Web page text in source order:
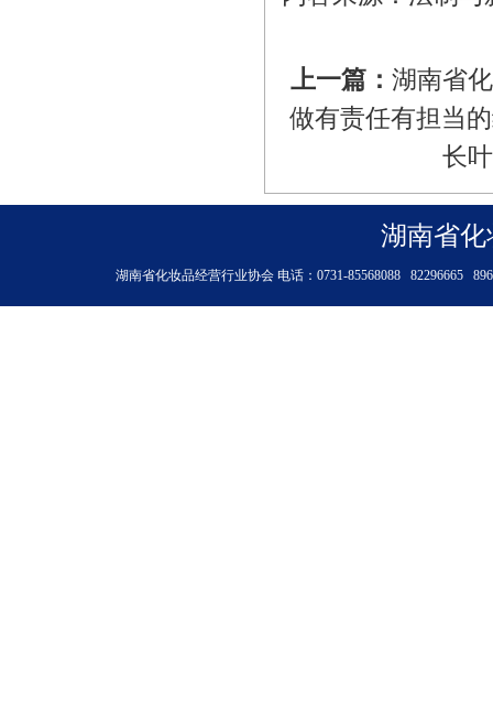
上一篇： 湖南省
做有责任有担当
长
湖南省
湖南省化妆品经营行业协会 电话：0731-85568088 82296665